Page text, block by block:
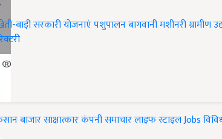
बाड़ीसरकारी योजनाएंपशुपालनबागवानीमशीनरीग्रामीण
बाजारसाक्षात्कारकंपनी समाचारलाइफ स्टाइलJobs